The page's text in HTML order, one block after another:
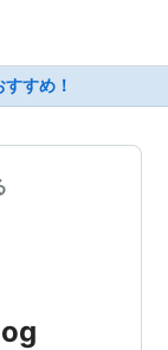
すめ！